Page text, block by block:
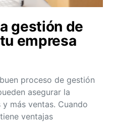
gestión de
empresa
proceso de gestión
asegurar la
más ventas. Cuando
ventajas